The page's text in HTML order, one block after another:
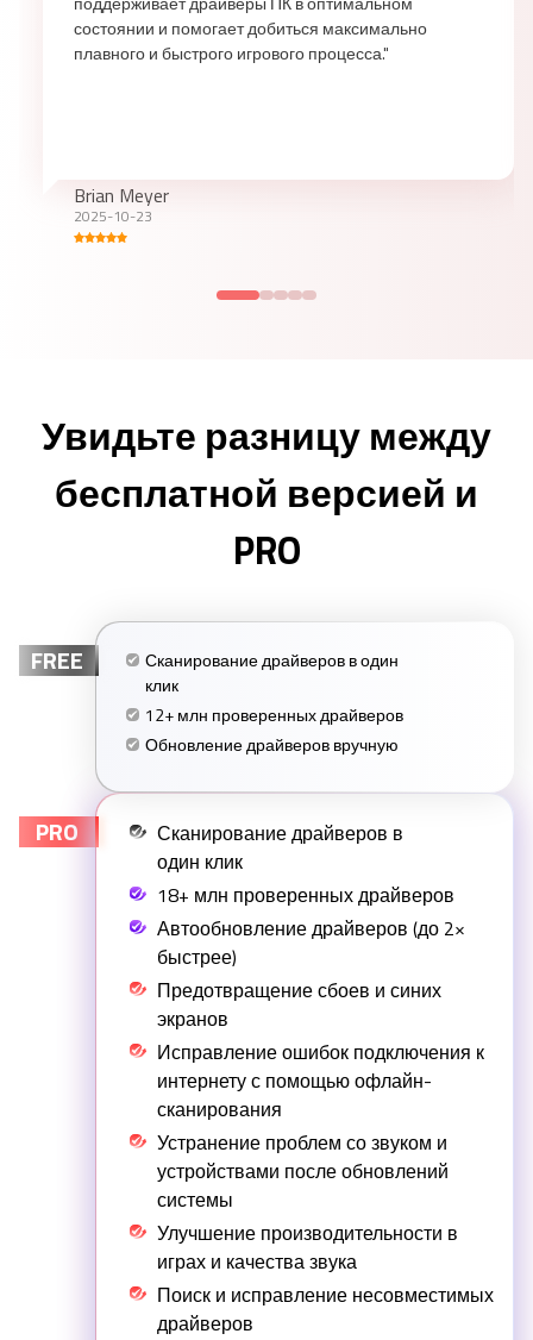
состоянии и помогает добиться максимально
плавного и быстрого игрового процесса."
Brian Meyer
2025-10-23
Увидьте разницу между
бесплатной версией и
PRO
FREE
Сканирование драйверов в один
клик
12+ млн проверенных драйверов
Обновление драйверов вручную
PRO
Сканирование драйверов в
один клик
18+ млн проверенных драйверов
Автообновление драйверов (до 2×
быстрее)
Предотвращение сбоев и синих
экранов
Исправление ошибок подключения к
интернету с помощью офлайн-
сканирования
Устранение проблем со звуком и
устройствами после обновлений
системы
Улучшение производительности в
играх и качества звука
Поиск и исправление несовместимых
драйверов